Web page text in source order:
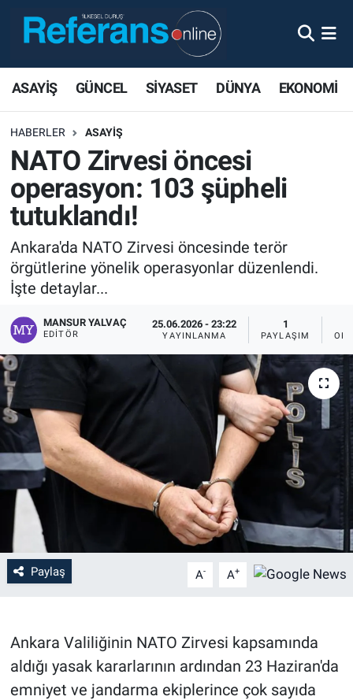
ASAYİŞ GÜNCEL SİYASET DÜNYA EKONOMİ
HABERLER ASAYİŞ
NATO Zirvesi öncesi
operasyon: 103 şüpheli
tutuklandı!
Ankara'da NATO Zirvesi öncesinde terör
örgütlerine yönelik operasyonlar düzenlendi.
İşte detaylar...
MANSUR YALVAÇ
EDITÖR
25.06.2026 - 23:22
YAYINLANMA
1
PAYLAŞIM
Paylaş A- A+
Ankara Valiliğinin NATO Zirvesi kapsamında
aldığı yasak kararlarının ardından 23 Haziran'da
emniyet ve jandarma ekiplerince çok sayıda